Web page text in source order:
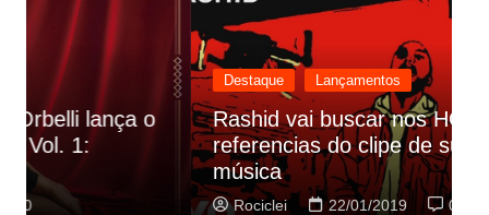
Destaque Lançamentos
Rashid vai buscar nos HQs as
referencias do clipe de sua nova
22/01/2019 0